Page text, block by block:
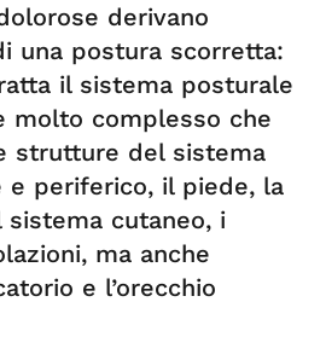
derivano
una postura scorretta:
il sistema posturale
molto complesso che
strutture del sistema
e periferico, il piede, la
sistema cutaneo, i
ma anche
e l’orecchio